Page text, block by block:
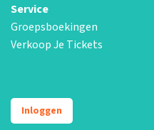
Service
Groepsboekingen
Verkoop Je Tickets
Inloggen